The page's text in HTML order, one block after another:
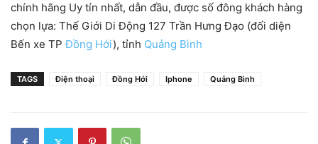
chính hãng Uy tín nhất, dẫn đầu, được số đông khách hàng
chọn lựa: Thế Giới Di Động 127 Trần Hưng Đạo (đối diện
Bến xe TPĐồng Hới), tỉnh Quảng Bình
TAGS Điện thoại Đồng Hới Iphone Quảng Bình